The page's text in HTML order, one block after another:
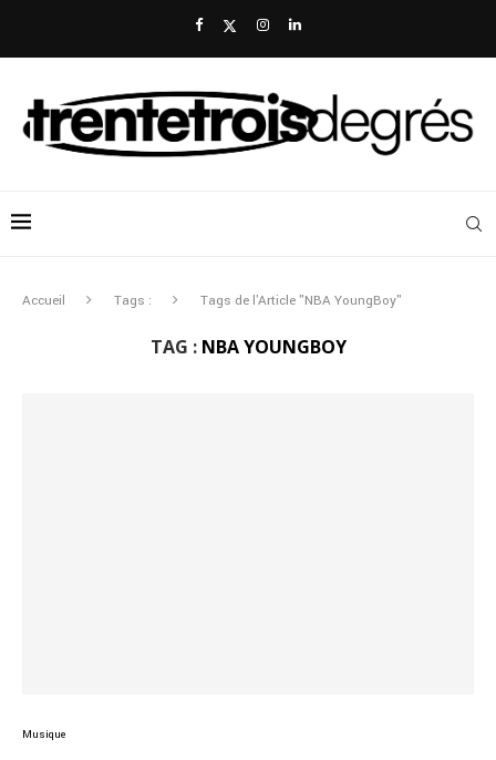
Accueil Tags : Tags de l'Article "NBA YoungBoy"
TAG : NBA YOUNGBOY
Musique